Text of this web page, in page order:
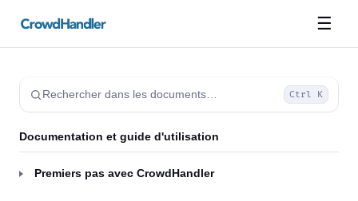
☰
Rechercher dans les documents… Ctrl K
Documentation et guide d'utilisation
Premiers pas avec CrowdHandler